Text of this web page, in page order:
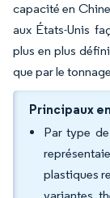
capacité en
aux États-Unis
plus en plus
que par le
Principaux
Par type
plastiques